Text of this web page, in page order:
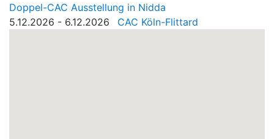
Doppel-CAC Ausstellung in Nidda
5.12.2026 - 6.12.2026
CAC Köln-Flittard